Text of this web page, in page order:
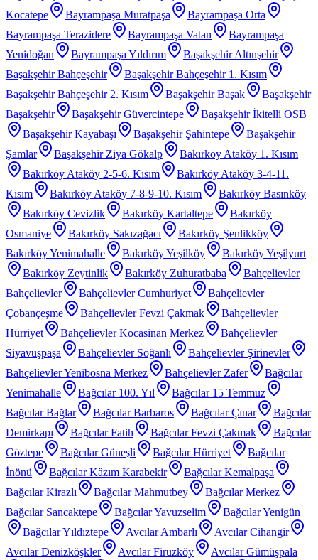
Kocatepe
Bayrampaşa Muratpaşa
Bayrampaşa Orta
Bayrampaşa Terazidere
Bayrampaşa Vatan
Bayrampaşa
Yenidoğan
Bayrampaşa Yıldırım
Başakşehir Altınşehir
Başakşehir Bahçeşehir
Başakşehir Bahçeşehir 1. Kısım
Başakşehir Bahçeşehir 2. Kısım
Başakşehir Başak
Başakşehir
Başakşehir
Başakşehir Güvercintepe
Başakşehir İkitelli OSB
Başakşehir Kayabaşı
Başakşehir Şahintepe
Başakşehir
Şamlar
Başakşehir Ziya Gökalp
Bakırköy Ataköy 1. Kısım
Bakırköy Ataköy 2-5-6. Kısım
Bakırköy Ataköy 3-4-11.
Kısım
Bakırköy Ataköy 7-8-9-10. Kısım
Bakırköy Basınköy
Bakırköy Cevizlik
Bakırköy Kartaltepe
Bakırköy
Osmaniye
Bakırköy Sakızağacı
Bakırköy Şenlikköy
Bakırköy Yenimahalle
Bakırköy Yeşilköy
Bakırköy Yeşilyurt
Bakırköy Zeytinlik
Bakırköy Zuhuratbaba
Bahçelievler
Bahçelievler
Bahçelievler Cumhuriyet
Bahçelievler
Çobançeşme
Bahçelievler Fevzi Çakmak
Bahçelievler
Hürriyet
Bahçelievler Kocasinan Merkez
Bahçelievler
Siyavuşpaşa
Bahçelievler Soğanlı
Bahçelievler Şirinevler
Bahçelievler Yenibosna Merkez
Bahçelievler Zafer
Bağcılar
Yenimahalle
Bağcılar 100. Yıl
Bağcılar 15 Temmuz
Bağcılar Bağlar
Bağcılar Barbaros Bağcılar Çınar
Bağcılar
Demirkapı
Bağcılar Fatih Bağcılar Fevzi Çakmak
Bağcılar
Göztepe
Bağcılar Güneşli Bağcılar Hürriyet
Bağcılar
İnönü
Bağcılar Kâzım Karabekir
Bağcılar Kemalpaşa
Bağcılar Kirazlı
Bağcılar Mahmutbey
Bağcılar Merkez
Bağcılar Sancaktepe
Bağcılar Yavuzselim
Bağcılar Yenigün
Bağcılar Yıldıztepe
Avcılar Ambarlı
Avcılar Cihangir
Avcılar Denizköşkler
Avcılar Firuzköy Avcılar Gümüşpala